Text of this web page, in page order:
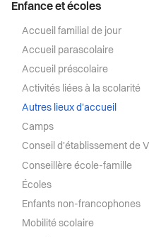
Réfectoires et devoirs
Réseau Vevey
Structures d'accueil
Vevey ça grandit!
Vevey ça bouge !
Santé et social
Sécurité
S’installer à Vevey
Sport
Transport et mobilité
Travail
Enfance et écoles
Accueil familial de jour
Accueil parascolaire
Accueil préscolaire
Activités liées à la scolarité
Autres lieux d'accueil
Camps
Conseil d'établissement de
Conseillère école-famille
Écoles
Enfants non-francophones
Mobilité scolaire